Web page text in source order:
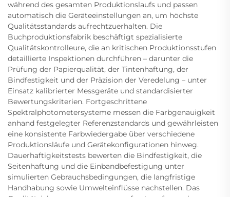
während des gesamten Produktionslaufs und passen
automatisch die Geräteeinstellungen an, um höchste
Qualitätsstandards aufrechtzuerhalten. Die
Buchproduktionsfabrik beschäftigt spezialisierte
Qualitätskontrolleure, die an kritischen Produktionsstufen
detaillierte Inspektionen durchführen – darunter die
Prüfung der Papierqualität, der Tintenhaftung, der
Bindfestigkeit und der Präzision der Veredelung – unter
Einsatz kalibrierter Messgeräte und standardisierter
Bewertungskriterien. Fortgeschrittene
Spektralphotometersysteme messen die Farbgenauigkeit
anhand festgelegter Referenzstandards und gewährleisten
eine konsistente Farbwiedergabe über verschiedene
Produktionsläufe und Gerätekonfigurationen hinweg.
Dauerhaftigkeitstests bewerten die Bindfestigkeit, die
Seitenhaftung und die Einbandbefestigung unter
simulierten Gebrauchsbedingungen, die langfristige
Handhabung sowie Umwelteinflüsse nachstellen. Das